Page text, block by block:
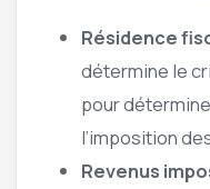
Résidence
détermine le
pour
l’imposition
Revenus